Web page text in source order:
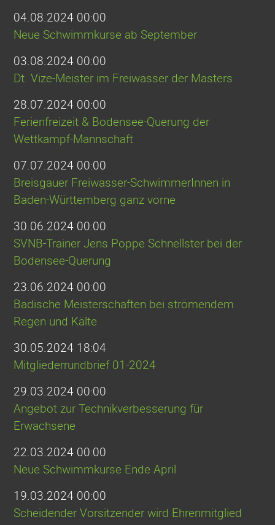
04.08.2024 00:00
Neue Schwimmkurse ab September
03.08.2024 00:00
Dt. Vize-Meister im Freiwasser der Masters
28.07.2024 00:00
Ferienfreizeit & Bodensee-Querung der
Wettkampf-Mannschaft
07.07.2024 00:00
Breisgauer Freiwasser-SchwimmerInnen in
Baden-Württemberg ganz vorne
30.06.2024 00:00
SVNB-Trainer Jens Poppe Schnellster bei der
Bodensee-Querung
23.06.2024 00:00
Badische Meisterschaften bei strömendem
Regen und Kälte
30.05.2024 18:04
Mitgliederrundbrief 01-2024
29.03.2024 00:00
Angebot zur Technikverbesserung für
Erwachsene
22.03.2024 00:00
Neue Schwimmkurse Ende April
19.03.2024 00:00
Scheidender Vorsitzender wird Ehrenmitglied